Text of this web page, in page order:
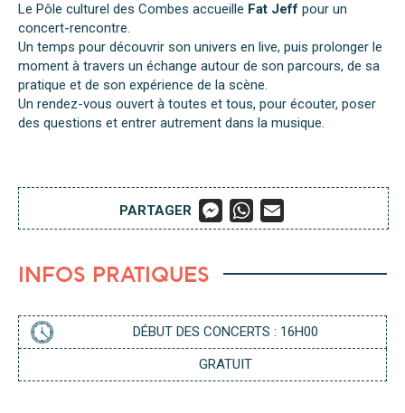
Le Pôle culturel des Combes accueille Fat Jeff pour un
concert-rencontre.
Un temps pour découvrir son univers en live, puis prolonger le
moment à travers un échange autour de son parcours, de sa
pratique et de son expérience de la scène.
Un rendez-vous ouvert à toutes et tous, pour écouter, poser
des questions et entrer autrement dans la musique.
PARTAGER
M
E
S
N
R
W
H
A
A
A
INFOS PRATIQUES
DÉBUT DES CONCERTS : 16H00
GRATUIT